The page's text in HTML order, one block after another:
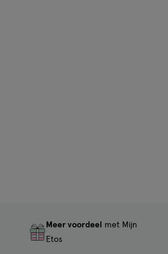
Meer voordeel
met Mijn
Etos